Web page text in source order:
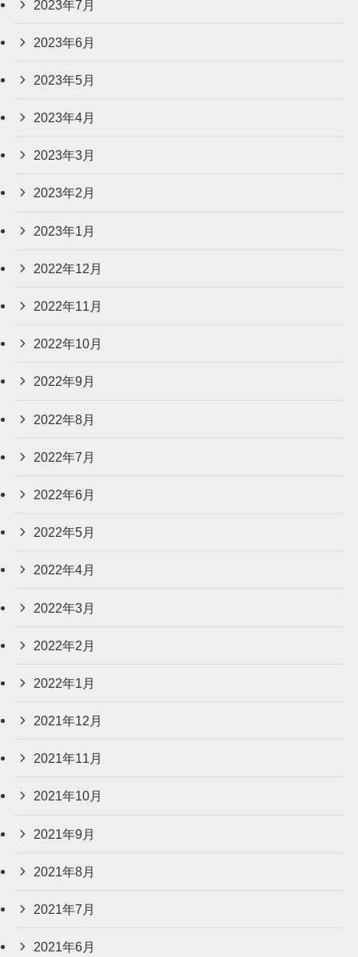
2023年7月
2023年6月
2023年5月
2023年4月
2023年3月
2023年2月
2023年1月
2022年12月
2022年11月
2022年10月
2022年9月
2022年8月
2022年7月
2022年6月
2022年5月
2022年4月
2022年3月
2022年2月
2022年1月
2021年12月
2021年11月
2021年10月
2021年9月
2021年8月
2021年7月
2021年6月